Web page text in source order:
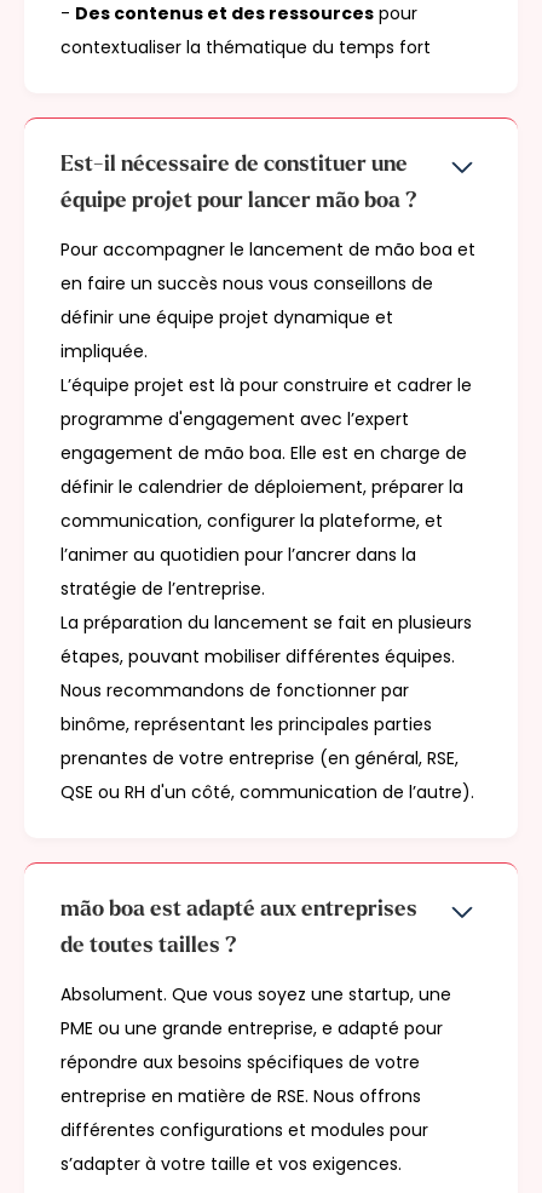
- Des contenus et des ressources pour
contextualiser la thématique du temps fort
Est-il nécessaire de constituer une
équipe projet pour lancer mão boa ?
Pour accompagner le lancement de mão boa et
en faire un succès nous vous conseillons de
définir une équipe projet dynamique et
impliquée.
L’équipe projet est là pour construire et cadrer le
programme d'engagement avec l’expert
engagement de mão boa. Elle est en charge de
définir le calendrier de déploiement, préparer la
communication, configurer la plateforme, et
l’animer au quotidien pour l’ancrer dans la
stratégie de l’entreprise.
La préparation du lancement se fait en plusieurs
étapes, pouvant mobiliser différentes équipes.
Nous recommandons de fonctionner par
binôme, représentant les principales parties
prenantes de votre entreprise (en général, RSE,
QSE ou RH d'un côté, communication de l’autre).
mão boa est adapté aux entreprises
de toutes tailles ?
Absolument. Que vous soyez une startup, une
PME ou une grande entreprise, e adapté pour
répondre aux besoins spécifiques de votre
entreprise en matière de RSE. Nous offrons
différentes configurations et modules pour
s’adapter à votre taille et vos exigences.